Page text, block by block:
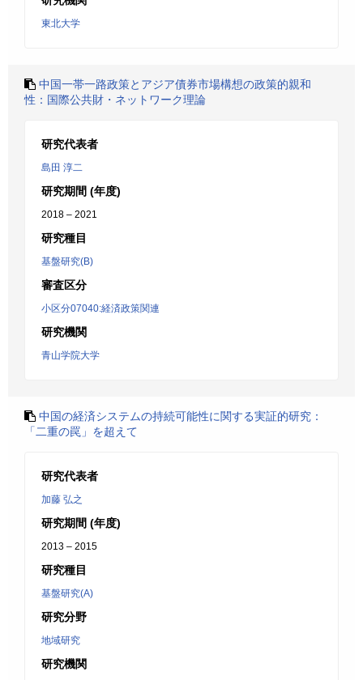
東北大学
中国一帯一路政策とアジア債券市場構想の政策的親和
性：国際公共財・ネットワーク理論
研究代表者
島田 淳二
研究期間 (年度)
2018 – 2021
研究種目
基盤研究(B)
審査区分
小区分07040:経済政策関連
研究機関
青山学院大学
中国の経済システムの持続可能性に関する実証的研究：
「二重の罠」を超えて
研究代表者
加藤 弘之
研究期間 (年度)
2013 – 2015
研究種目
基盤研究(A)
研究分野
地域研究
研究機関